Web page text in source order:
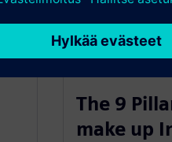
The 9
make up